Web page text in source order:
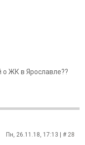
о ЖК в Ярославле??
Пн, 26.11.18, 17:13 | # 28